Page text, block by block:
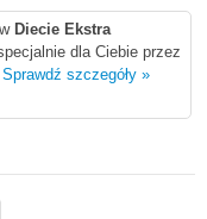
Diecie Ekstra
dla Ciebie przez
Sprawdź szczegóły »